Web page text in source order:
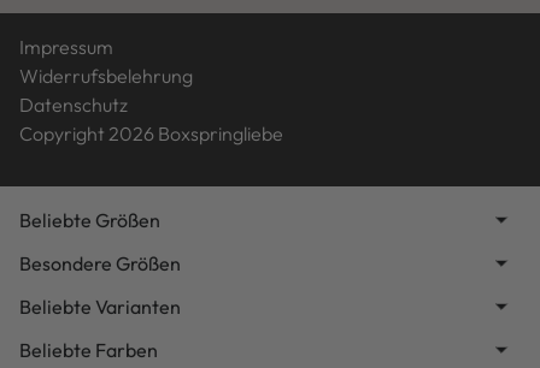
Impressum
Widerrufsbelehrung
Datenschutz
Copyright 2026 Boxspringliebe
Beliebte Größen
Besondere Größen
Beliebte Varianten
Beliebte Farben